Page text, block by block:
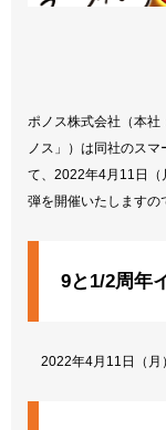
ポノス株式会社（本社
ノス」）は同社のス
て、2022年4月11日（
弾を開催いたしますの
9と1/2周年
2022年4月11日（月